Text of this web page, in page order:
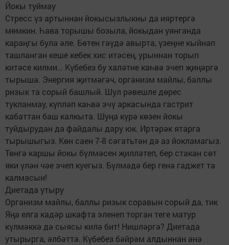
Йокы туймау
Стресс үз артыннан йокысызлыкны да ияртергә
мөмкин. Һава торышы бозыла, йокыдан уянганда
караңгы була әле. Бөтен гәүдә авырта, үзеңне кыйнап
ташланган кеше кебек хис итәсең, урыннан торып
китәсе килми… Күбебез бу халәтне каһвә эчеп җиңәргә
тырыша. Энергия җитмәгәч, организм майлы, баллы
ризык та сорый башлый. Шул рәвешле дөрес
тукланмау, күпләп каһвә эчү аркасында гастрит
кабаттан баш калкыта. Шуңа күрә көзен йокы
туйдырудан да файдалы дару юк. Иртәрәк ятарга
тырышыгыз. Көн саен 7-8 сәгатьтән дә аз йокламагыз.
Төнгә каршы йокы бүлмәсен җилләтеп, бер стакан сөт
яки үлән чәе эчеп куегыз. Бүлмәдә бер генә гаджет та
калмасын!
Диетада утыру
Организм майлы, баллы ризык соравын сорый да, тик
Яңа елга кадәр шкафта эленеп торган теге матур
күлмәккә дә сыясы килә бит! Нишләргә? Диетада
утырырга, әлбәттә. Күбебез бәйрәм алдыннан әнә